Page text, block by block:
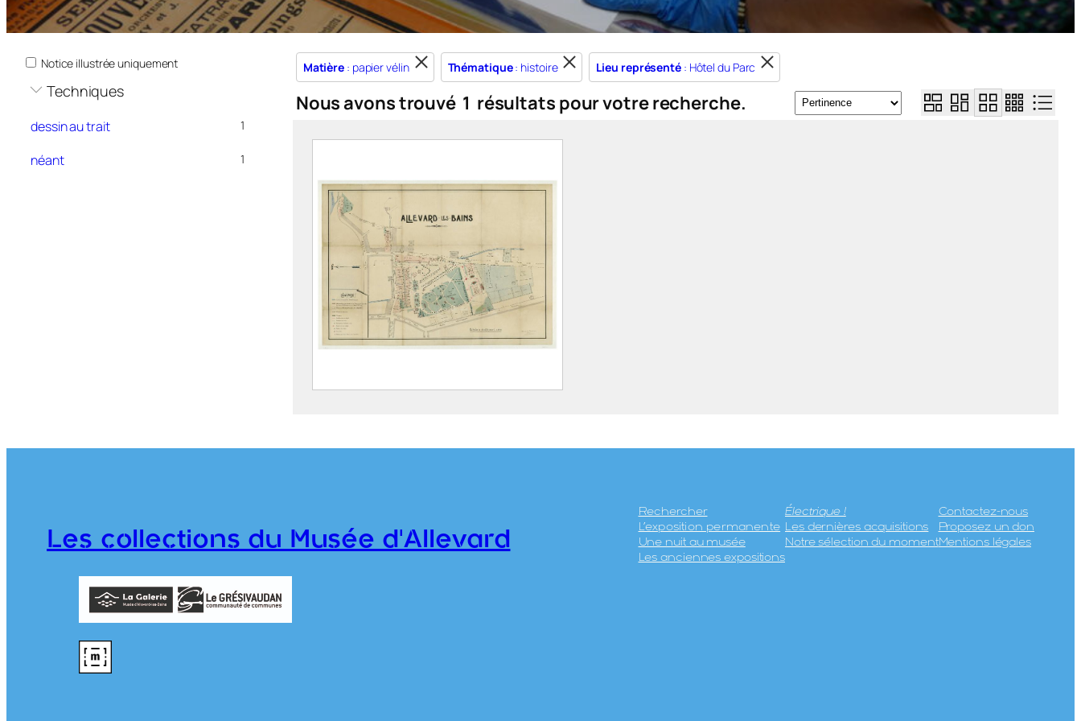
Notice illustrée uniquement
Techniques
dessin au trait 1
néant 1
Matière : papier vélin Thématique: histoire Lieu représenté: Hôtel du Parc
Nous avons trouvé 1 résultats pour votre recherche.
Parc thermal d’Allevard
Les collections du Musée d'Allevard
Rechercher
L’exposition permanente
Une nuit au musée
Les anciennes expositions
Électrique !
Les dernières acquisitions
Notre sélection du moment
Contactez-nous
Proposez un don
Mentions légales